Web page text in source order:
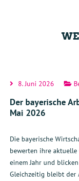
8. Juni 2026
Der bayerische
Mai 2026
Die bayerische
bewerten ihre aktuelle
einem Jahr und
Gleichzeitig bleibt der